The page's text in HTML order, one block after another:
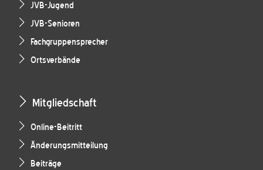
JVB-Jugend
JVB-Senioren
Fachgruppensprecher
Ortsverbände
Mitgliedschaft
Online-Beitritt
Änderungsmitteilung
Beiträge